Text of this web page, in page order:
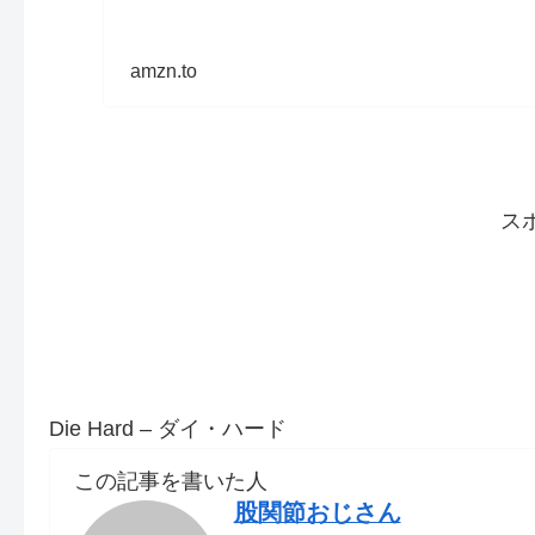
amzn.to
ス
Die Hard – ダイ・ハード
この記事を書いた人
股関節おじさん